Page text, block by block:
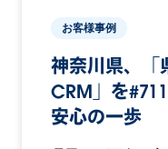
お客様事例
神奈川県、「
CRM」を
安心の一歩